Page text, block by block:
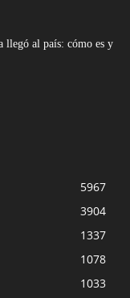
al país: cómo es y
5967
3904
1337
1078
1033